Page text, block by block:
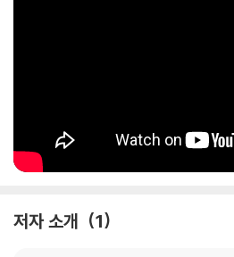
e, a quiet town on the North
en handsome Chase Andrews is
r years alone in the marsh that she
저자 소개 1